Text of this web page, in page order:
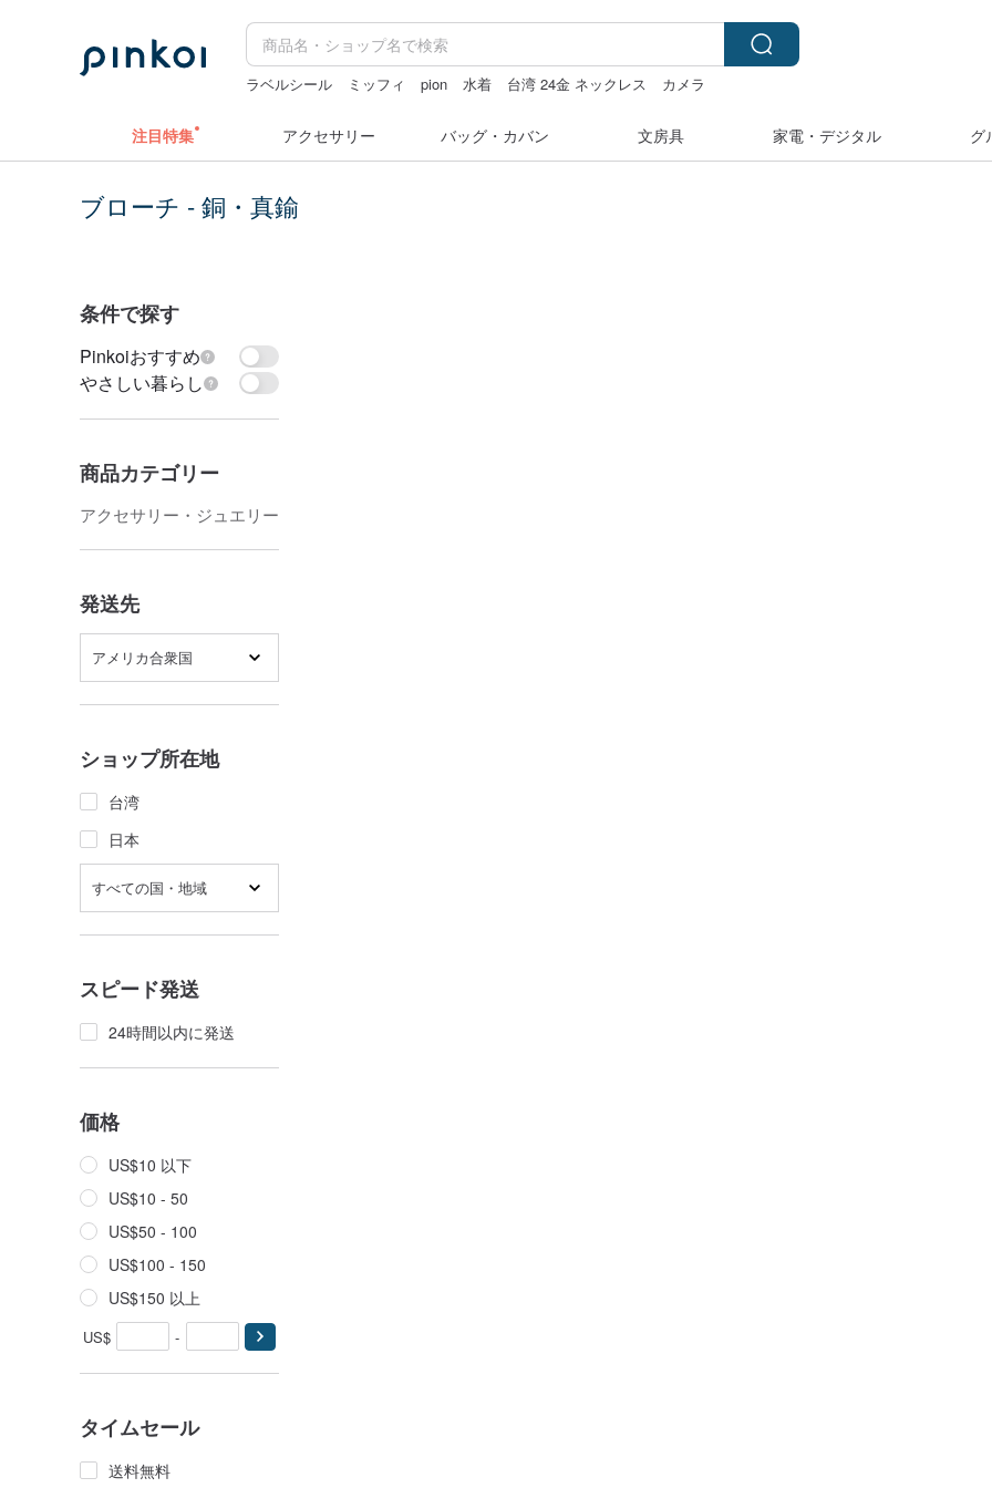
ラベルシール ミッフィ pion 水着 台湾 24金 ネックレス
カメラ
注目特集 アクセサリー バッグ・カバン 文房具 家電・デジタル グ
ブローチ - 銅・真鍮
条件で探す
Pinkoiおすすめ
やさしい暮らし
商品カテゴリー
アクセサリー・ジュエリー
発送先
アメリカ合衆国
ショップ所在地
台湾
日本
すべての国・地域
スピード発送
24時間以内に発送
価格
US$10 以下
US$10 - 50
US$50 - 100
US$100 - 150
US$150 以上
US$ -
タイムセール
送料無料